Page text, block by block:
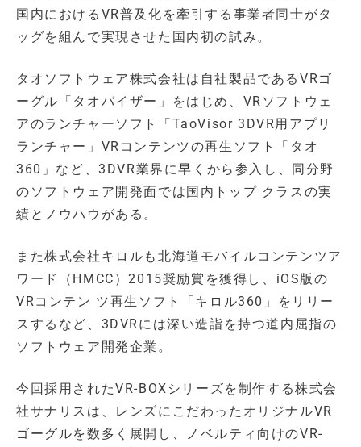
国内におけるVR普及化を牽引する事業者同士がタ
ッグを組んで実現させた国内初の試み。
タオソフトウェア株式会社は自社製品であるVRゴ
ーグル「タオバイザー」をはじめ、VRソフトウェ
アのランチャーソフト「TaoVisor 3DVR用アプリ
ランチャー」VRコンテンツの再生ソフト「タオ
360」など、3DVR業界に早くから参入し、同分野
のソフトウェア開発面では国内トップ クラスの実
績とノウハウがある。
また株式会社キロルも北海道モバイルコンテンツア
ワード（HMCC）2015奨励賞を獲得し、iOS版の
VRコンテン ツ再生ソフト「キロル360」をリリー
スするなど、3DVRには深い造詣を持つ道内屈指の
ソフトウェア開発企業。
今回採用されたVR-BOXシリーズを制作する株式会
社サナリスは、レンズにこだわったオリジナルVR
ゴーグルを数多く展開し、ノベルティ向けのVR-